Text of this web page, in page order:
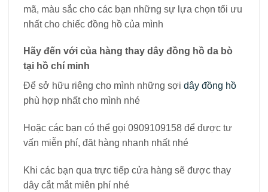
mã, màu sắc cho các bạn những sự lựa chọn tối ưu
nhất cho chiếc đồng hồ của mình
Hãy đến với của hàng thay dây đồng hồ da bò
tại hồ chí minh
Để sở hữu riêng cho mình những sợi dây đồng hồ
phù hợp nhất cho mình nhé
Hoặc các bạn có thể gọi 0909109158 để được tư
vấn miễn phí, đăt hàng nhanh nhất nhé
Khi các bạn qua trực tiếp cửa hàng sẽ được thay
dây cắt mắt miên phí nhé